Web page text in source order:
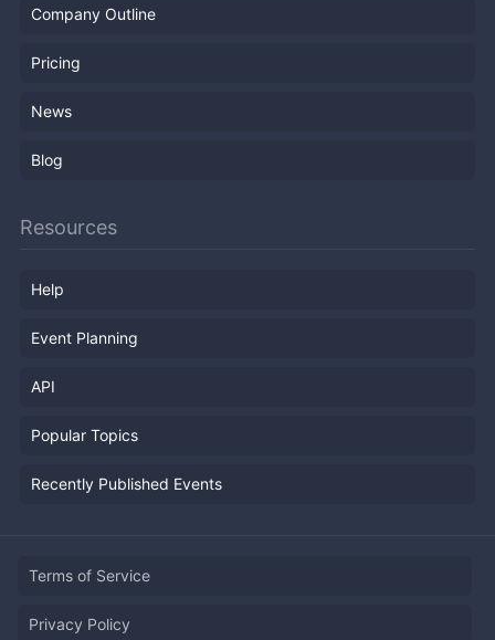
Company Outline
Pricing
News
Blog
Resources
Help
Event Planning
API
Popular Topics
Recently Published Events
Terms of Service
Privacy Policy